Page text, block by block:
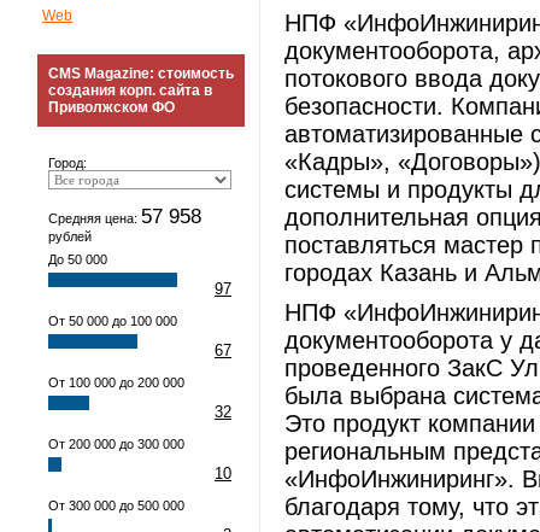
Web
CMS Magazine: стоимость
создания корп. сайта в
Приволжском ФО
Город:
Средняя цена: 57 958
рублей
До 50 000
97
От 50 000 до 100 000
67
От 100 000 до 200 000
32
От 200 000 до 300 000
10
От 300 000 до 500 000
НПФ
документооборота,
потокового ввода
безопасности.
автоматизированные
«Кадры»,
системы и продукты
дополнительная
поставляться
городах Казань и
НПФ
документооборота у
проведенного ЗакС
была выбрана
Это продукт
региональным
«ИнфоИнжиниринг».
благодаря тому, что